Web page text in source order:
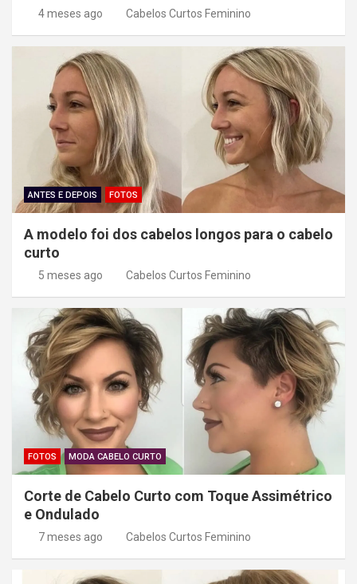
4 meses ago Cabelos Curtos Feminino
ANTES E DEPOIS FOTOS
A modelo foi dos cabelos longos para o cabelo
curto
5 meses ago Cabelos Curtos Feminino
FOTOS MODA CABELO CURTO
Corte de Cabelo Curto com Toque Assimétrico
e Ondulado
7 meses ago Cabelos Curtos Feminino